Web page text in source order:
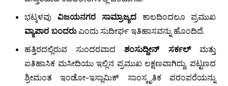
ಭಟ್ಕಳವು ವಿಜಯನಗರ ಸಾಮ್ರಾಜ್ಯದ ಕಾಲದಿಂದಲೂ ಪ್ರಮುಖ
ವ್ಯಾಪಾರ ಬಂದರುಎಂದು ಸುದೀರ್ಘ ಇತಿಹಾಸವನ್ನು ಹೊಂದಿದೆ.
ಹತ್ತಿರದಲ್ಲಿರುವ ಸುಂದರವಾದ ಶಂಸುದ್ದೀನ್ ಸರ್ಕಲ್ಮತ್ತು
ಐತಿಹಾಸಿಕ ಮಸೀದಿಯು ಇಲ್ಲಿನ ಪ್ರಮುಖ ಲಕ್ಷಣವಾಗಿದ್ದು, ಪಟ್ಟಣದ
ಶ್ರೀಮಂತ ಇಂಡೋ-ಇಸ್ಲಾಮಿಕ್ ಸಾಂಸ್ಕೃತಿಕ ಪರಂಪರೆಯನ್ನು